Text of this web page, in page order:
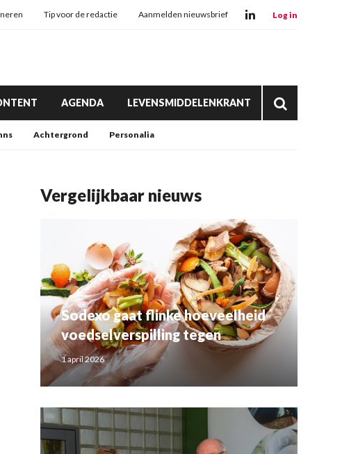
Tip voor de redactie Aanmelden nieuwsbrief Log in
AGENDA LEVENSMIDDELENKRANT
Achtergrond Personalia
Vergelijkbaar nieuws
Sodexo gaat flinke hoeveelheid
voedselverspilling tegen
1 april 2026